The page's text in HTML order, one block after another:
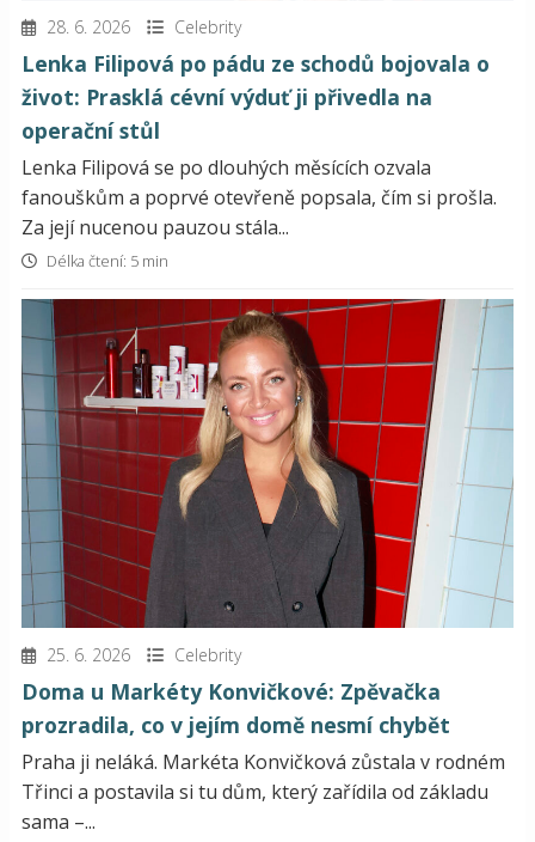
28. 6. 2026 Celebrity
Lenka Filipová po pádu ze schodů bojovala o
život: Prasklá cévní výduť ji přivedla na
operační stůl
Lenka Filipová se po dlouhých měsících ozvala
fanouškům a poprvé otevřeně popsala, čím si prošla.
Za její nucenou pauzou stála...
Délka čtení: 5 min
25. 6. 2026 Celebrity
Doma u Markéty Konvičkové: Zpěvačka
prozradila, co v jejím domě nesmí chybět
Praha ji neláká. Markéta Konvičková zůstala v rodném
Třinci a postavila si tu dům, který zařídila od základu
sama –...